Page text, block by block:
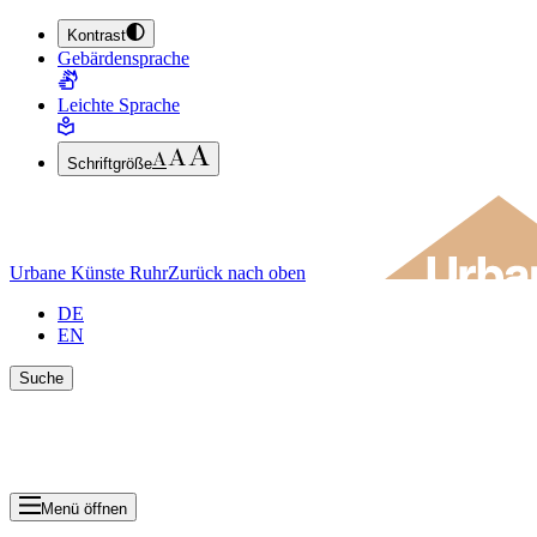
ZUM HAUPTINHALT SPRINGEN (ENTER DRÜCKEN)
ZUM FUSSBEREICH SPRINGEN (ENTER DRÜCKEN)
Kontrast
Gebärdensprache
Leichte Sprache
Schriftgröße
Urbane Künste RuhrZurück nach oben
DE
EN
Suche
Menü öffnen